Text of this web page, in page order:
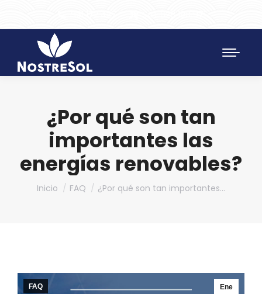
¿Por qué son tan
importantes las
energías renovables?
Estás aquí:
Inicio FAQ ¿Por qué son tan importantes…
Ene
FAQ